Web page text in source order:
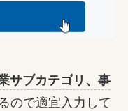
サブカテゴリ、事
ので適宜入力して